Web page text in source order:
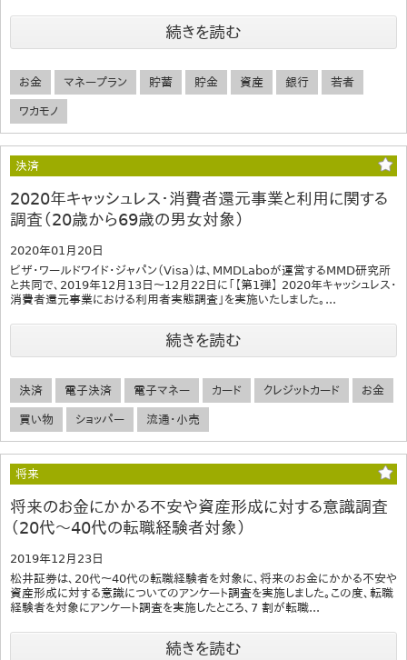
続きを読む
お金 マネープラン 貯蓄 貯金 資産 銀行 若者
ワカモノ
決済
2020年キャッシュレス・消費者還元事業と利用に関する
調査（20歳から69歳の男女対象）
2020年01月20日
ビザ・ワールドワイド・ジャパン（Visa）は、MMDLaboが運営するMMD研究所
と共同で、2019年12月13日～12月22日に「【第1弾】 2020年キャッシュレス・
消費者還元事業における利用者実態調査」を実施いたしました。...
続きを読む
決済 電子決済 電子マネー カード クレジットカード お金
買い物 ショッパー 流通・小売
将来
将来のお金にかかる不安や資産形成に対する意識調査
（20代～40代の転職経験者対象）
2019年12月23日
松井証券は、20代～40代の転職経験者を対象に、将来のお金にかかる不安や
資産形成に対する意識についてのアンケート調査を実施しました。この度、転職
経験者を対象にアンケート調査を実施したところ、7 割が転職...
続きを読む